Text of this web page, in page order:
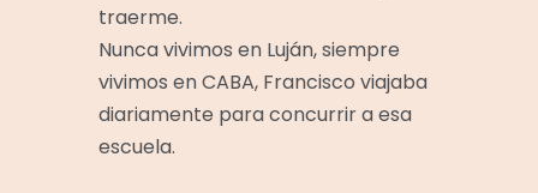
traerme.
Nunca vivimos en Luján, siempre
vivimos en CABA, Francisco viajaba
diariamente para concurrir a esa
escuela.